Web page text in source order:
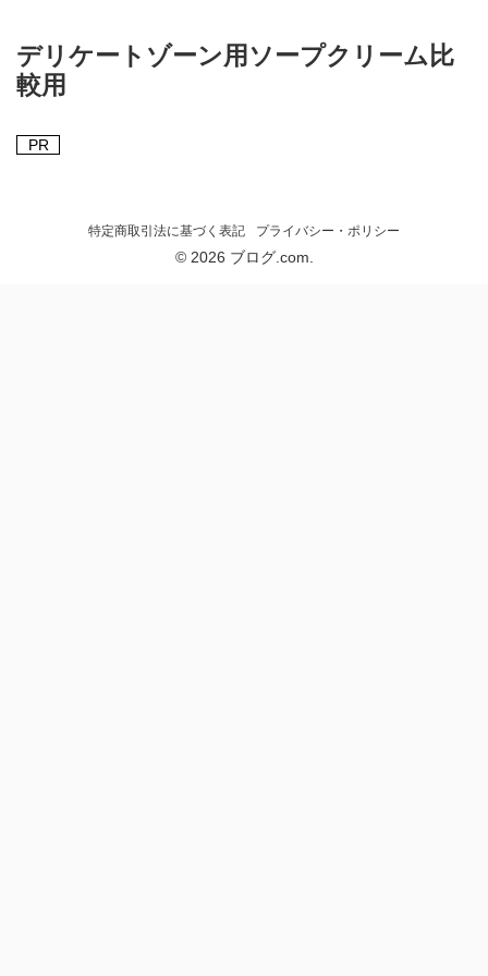
デリケートゾーン用ソープクリーム比
較用
PR
特定商取引法に基づく表記 プライバシー・ポリシー
© 2026 ブログ.com.